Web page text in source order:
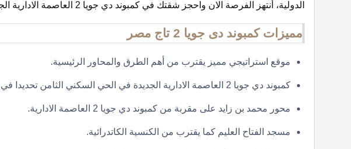
الدولية، أنتهز الفرصة الان واحجز شقتك في كمبوند دي جويا 2 العاصمة الادارية الجديدة بالتقسيط حتى 7 سنوات.
مميزات كمبوند دى جويا 2 تاج مصر
موقع استراتيجي مميز يقترب من أهم الطرق والمحاور الرئيسية.
كمبوند دي جويا 2 العاصمة الادارية الجديدة في الحي السكني الثامن تحديدا في قطاع I5.
محور محمد بن زايد على مقربة من كمبوند دي جويا 2 العاصمة الادارية.
مسجد الفتاح العليم كما يقترب من الكنسية الكاتدرائية.